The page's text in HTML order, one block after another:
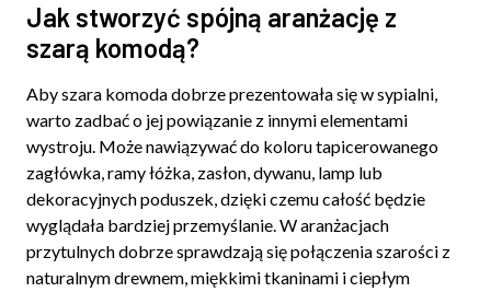
Jak stworzyć spójną aranżację z
szarą komodą?
Aby szara komoda dobrze prezentowała się w sypialni,
warto zadbać o jej powiązanie z innymi elementami
wystroju. Może nawiązywać do koloru tapicerowanego
zagłówka, ramy łóżka, zasłon, dywanu, lamp lub
dekoracyjnych poduszek, dzięki czemu całość będzie
wyglądała bardziej przemyślanie. W aranżacjach
przytulnych dobrze sprawdzają się połączenia szarości z
naturalnym drewnem, miękkimi tkaninami i ciepłym